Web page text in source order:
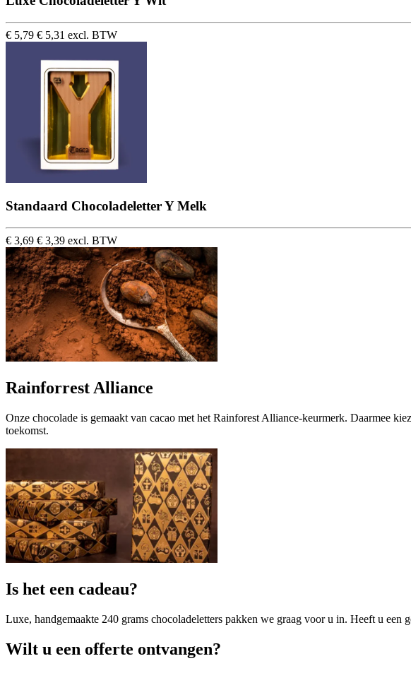
€ 5,79 € 5,31 excl. BTW
Standaard Chocoladeletter Y Melk
€ 3,69 € 3,39 excl. BTW
Rainforrest Alliance
Onze chocolade is gemaakt van cacao met het Rainforest Alliance-keurmerk. Daarmee
toekomst.
Is het een cadeau?
Luxe, handgemaakte 240 grams chocoladeletters pakken we graag voor u in. Heeft u
Wilt u een offerte ontvangen?